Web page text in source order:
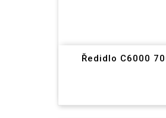
Ředidlo C6000